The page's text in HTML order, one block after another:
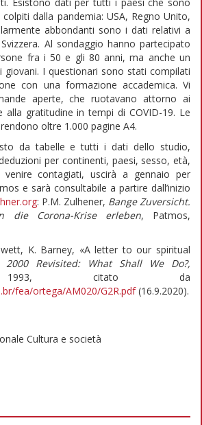
Esistono dati per tutti i paesi che sono
dalla pandemia: USA, Regno Unito,
abbondanti sono i dati relativi a
Al sondaggio hanno partecipato
fra i 50 e gli 80 anni, ma anche un
giovani. I questionari sono stati compilati
con una formazione accademica. Vi
aperte, che ruotavano attorno ai
alla gratitudine in tempi di COVID-19. Le
oltre 1.000 pagine A4.
da tabelle e tutti i dati dello studio,
per continenti, paesi, sesso, età,
contagiati, uscirà a gennaio per
e sarà consultabile a partire dall’inizio
: P.M. Zulhener, Bange Zuversicht.
die Corona-Krise erleben, Patmos,
K. Barney, «A letter to our spiritual
2000 Revisited: What Shall We Do?,
1993, citato da
fea/ortega/AM020/G2R.pdf(16.9.2020).
Cultura e società